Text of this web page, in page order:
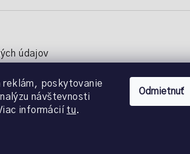
reklám, poskytovanie
návštevnosti
informácií tu.
Odmietnuť
údajov